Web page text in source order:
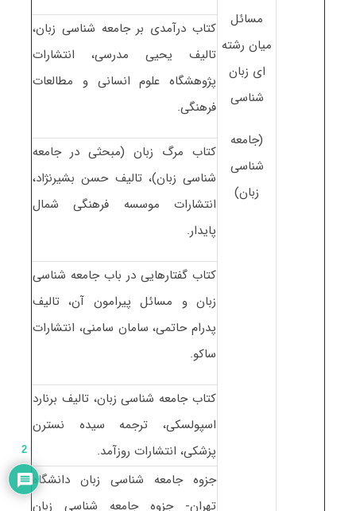
مسائل
میان رشته
ای زبان
شناسی
(جامعه
شناسی
زبان)
کتاب درآمدی بر جامعه شناسی زبان،
تالیف یحیی مدرسی، انتشارات
پژوهشگاه علوم انسانی و مطالعات
فرهنگی.
کتاب مرگ زبان (مبحثی در جامعه
شناسی زبان)، تالیف حسن بشیرنژاد،
انتشارات موسسه فرهنگی شمال
پایدار.
کتاب گفتارهایی در باب جامعه شناسی
زبان و مسائل پیرامون آن، تالیف
پدرام حاتمی، سامان سامنی، انتشارات
ساکو.
کتاب جامعه شناسی زبان، تالیف برنارد
اسپولسکی، ترجمه سیده نسترن
پزشکی، انتشارات روزآمد.
جزوه جامعه شناسی زبان دانشگاه
تهران- جزوه جامعه شناسی زبان
2